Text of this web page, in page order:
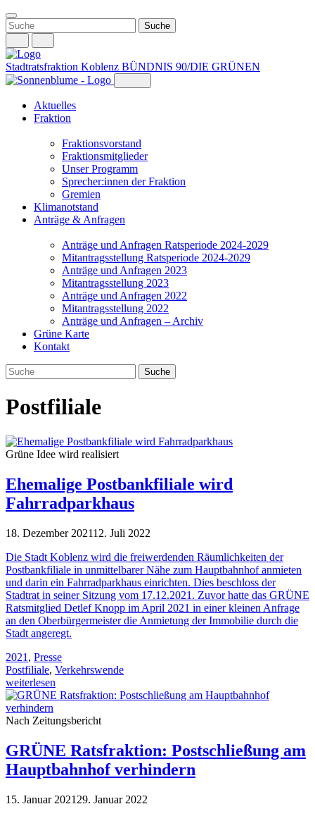
Weiter
zum
Inhalt
Stadtratsfraktion Koblenz BÜNDNIS 90/DIE GRÜNEN
Aktuelles
Fraktion
Fraktionsvorstand
Fraktionsmitglieder
Unser Programm
Sprecher:innen der Fraktion
Gremien
Klimanotstand
Anträge & Anfragen
Anträge und Anfragen Ratsperiode 2024-2029
Mitantragsstellung Ratsperiode 2024-2029
Anträge und Anfragen 2023
Mitantragsstellung 2023
Anträge und Anfragen 2022
Mitantragsstellung 2022
Anträge und Anfragen – Archiv
Grüne Karte
Kontakt
Postfiliale
Grüne Idee wird realisiert
Ehemalige Postbankfiliale wird
Fahrradparkhaus
18. Dezember 202112. Juli 2022
Die Stadt Koblenz wird die freiwerdenden Räumlichkeiten der
Postbankfiliale in unmittelbarer Nähe zum Hauptbahnhof anmieten
und darin ein Fahrradparkhaus einrichten. Dies beschloss der
Stadtrat in seiner Sitzung vom 17.12.2021. Zuvor hatte das GRÜNE
Ratsmitglied Detlef Knopp im April 2021 in einer kleinen Anfrage
an den Oberbürgermeister die Anmietung der Immobilie durch die
Stadt angeregt.
2021 , Presse
Postfiliale, Verkehrswende
weiterlesen
Nach Zeitungsbericht
GRÜNE Ratsfraktion: Postschließung am
Hauptbahnhof verhindern
15. Januar 2021 29. Januar 2022